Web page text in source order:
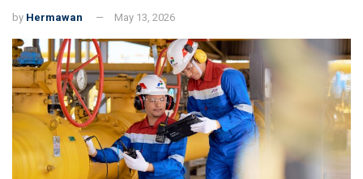
by Hermawan May 13, 2026